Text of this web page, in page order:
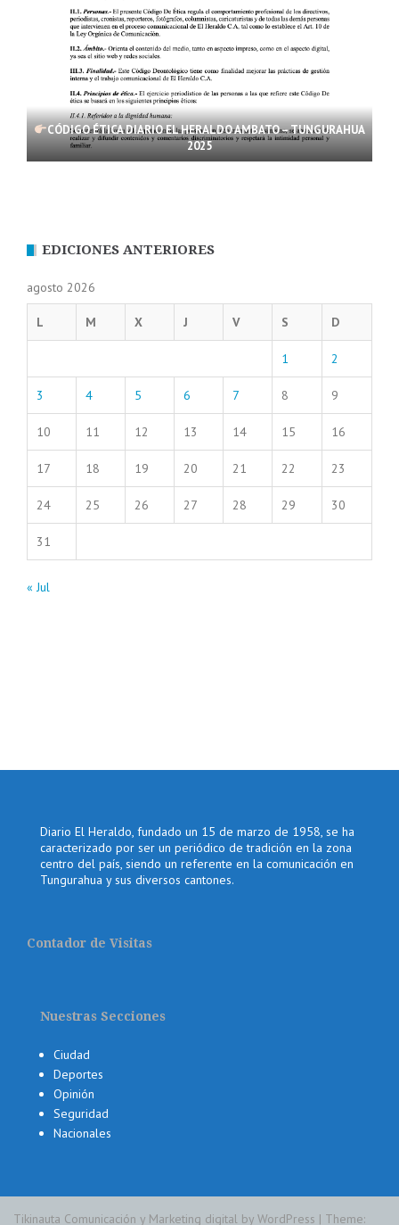
CÓDIGO ÉTICA DIARIO EL HERALDO AMBATO – TUNGURAHUA
2025
EDICIONES ANTERIORES
agosto 2026
L M X J V S D
1 2
3 4 5 6 7 8 9
10 11 12 13 14 15 16
17 18 19 20 21 22 23
24 25 26 27 28 29 30
31
« Jul
Diario El Heraldo, fundado un 15 de marzo de 1958, se ha
caracterizado por ser un periódico de tradición en la zona
centro del país, siendo un referente en la comunicación en
Tungurahua y sus diversos cantones.
Contador de Visitas
Nuestras Secciones
Ciudad
Deportes
Opinión
Seguridad
Nacionales
Tikinauta Comunicación y Marketing digital by WordPress | Theme: